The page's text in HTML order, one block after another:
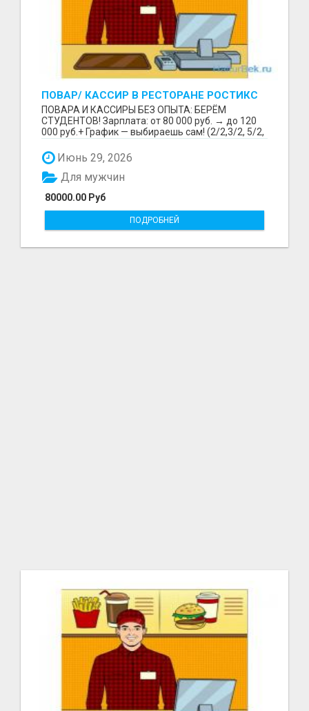
ПОВАР/ КАССИР В РЕСТОРАНЕ РОСТИКС
(КФС)
ПОВАРА И КАССИРЫ БЕЗ ОПЫТА: БЕРЁМ
СТУДЕНТОВ! Зарплата: от 80 000 руб. → до 120
000 руб.+ График — выбираешь сам! (2/2,3/2, 5/2,
Июнь 29, 2026
80000.00 Руб
Для мужчин
ПОДРОБНЕЙ